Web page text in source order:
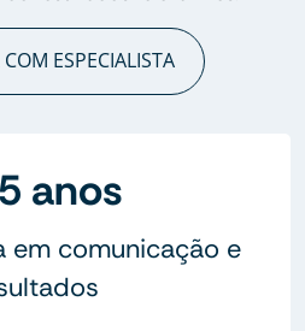
COM ESPECIALISTA
anos
em comunicação e